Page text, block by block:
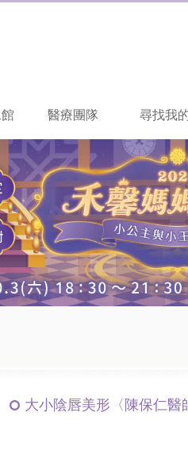
醫療團隊 尋找我
大小陰唇美形〈陳保仁醫